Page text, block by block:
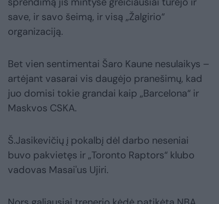
save, ir savo šeimą, ir visą „Žalgirio“
organizaciją.
Bet vien sentimentai Šaro Kaune nesulaikys –
artėjant vasarai vis daugėjo pranešimų, kad
juo domisi tokie grandai kaip „Barcelona“ ir
Maskvos CSKA.
Š.Jasikevičių į pokalbį dėl darbo neseniai
buvo pakvietęs ir „Toronto Raptors“ klubo
vadovas Masai'us Ujiri.